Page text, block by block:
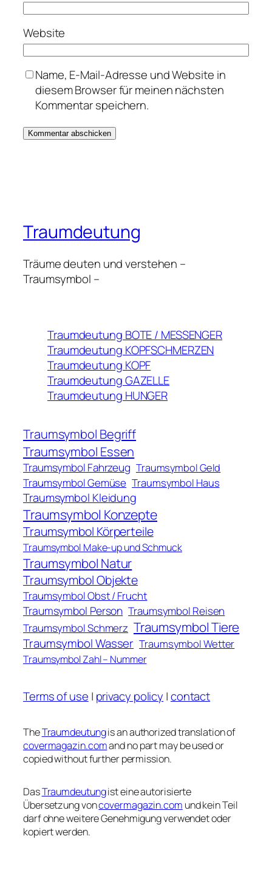
Website
Name, E-Mail-Adresse und Website in
diesem Browser für meinen nächsten
Kommentar speichern.
Traumdeutung
Träume deuten und verstehen –
Traumsymbol –
Traumdeutung BOTE / MESSENGER
Traumdeutung KOPFSCHMERZEN
Traumdeutung KOPF
Traumdeutung GAZELLE
Traumdeutung HUNGER
Traumsymbol Begriff
Traumsymbol Essen
Traumsymbol Fahrzeug Traumsymbol Geld
Traumsymbol Gemüse Traumsymbol Haus
Traumsymbol Kleidung
Traumsymbol Konzepte
Traumsymbol Körperteile
Traumsymbol Make-up und Schmuck
Traumsymbol Natur
Traumsymbol Objekte
Traumsymbol Obst / Frucht
Traumsymbol Person Traumsymbol Reisen
Traumsymbol Schmerz Traumsymbol Tiere
Traumsymbol Wasser Traumsymbol Wetter
Traumsymbol Zahl – Nummer
Terms of use | privacy policy |contact
TheTraumdeutungis an authorized translation of
covermagazin.comand no part may be used or
copied without further permission.
DasTraumdeutungist eine autorisierte
Übersetzung voncovermagazin.com und kein Teil
darf ohne weitere Genehmigung verwendet oder
kopiert werden.